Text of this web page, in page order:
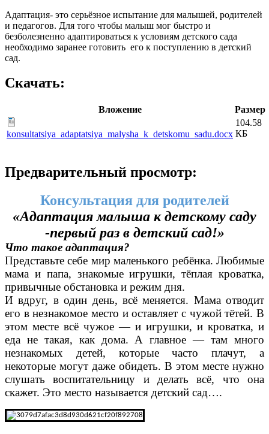
Адаптация- это серьёзное испытание для малышей, родителей
и педагогов. Для того чтобы малыш мог быстро и
безболезненно адаптироваться к условиям детского сада
необходимо заранее готовить его к поступлению в детский
сад.
Скачать:
Вложение Размер
konsultatsiya_adaptatsiya_malysha_k_detskomu_sadu.docx
104.58
КБ
Предварительный просмотр:
Консультация для родителей
«Адаптация малыша к детскому саду
-первый раз в детский сад!»
Что такое адаптация?
Представьте себе мир маленького ребёнка. Любимые
мама и папа, знакомые игрушки, тёплая кроватка,
привычные обстановка и режим дня.
И вдруг, в один день, всё меняется. Мама отводит
его в незнакомое место и оставляет с чужой тётей. В
этом месте всё чужое — и игрушки, и кроватка, и
еда не такая, как дома. А главное — там много
незнакомых детей, которые часто плачут, а
некоторые могут даже обидеть. В этом месте нужно
слушать воспитательницу и делать всё, что она
скажет. Это место называется детский сад….⠀